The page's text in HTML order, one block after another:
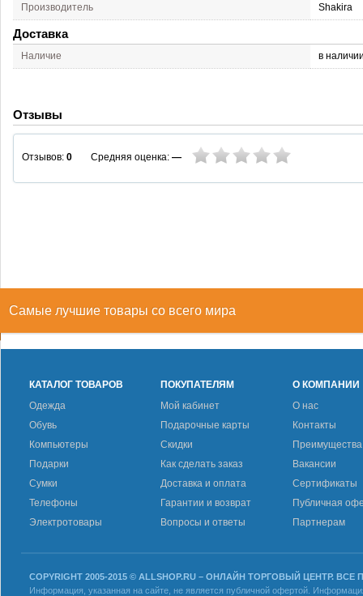
Производитель Shakira
Доставка
Наличие в
Отзывы
Отзывов: 0 Средняя оценка: —
Самые лучшие товары со всего мира
КАТАЛОГ ТОВАРОВ
Одежда
Обувь
Компьютеры
Подарки
Сумки
Телефоны
Электротовары
ПОКУПАТЕЛЯМ
Мой кабинет
Подарочные карты
Скидки
Как сделать заказ
Доставка и оплата
Гарантии и возврат
Вопросы и ответы
О КОМПАНИИ
О нас
Контакты
Преимущества
Вакансии
Сертификаты
Публичная
Партнерам
COPYRIGHT 2005-2015 © ALLSHOP.RU – ОНЛАЙН ТОРГОВЫЙ ЦЕНТР.
Информация, указанная на сайте, не является публичной офертой.